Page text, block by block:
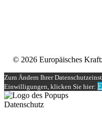
© 2026 Europäisches
Zum Ändern Ihrer
Einwilligungen, klicken Sie hier:
Datenschutz